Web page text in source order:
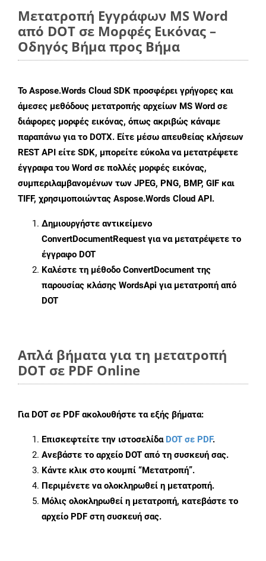
Μετατροπή Εγγράφων MS Word
από DOT σε Μορφές Εικόνας –
Οδηγός Βήμα προς Βήμα
Το Aspose.Words Cloud SDK προσφέρει γρήγορες και
άμεσες μεθόδους μετατροπής αρχείων MS Word σε
διάφορες μορφές εικόνας, όπως ακριβώς κάναμε
παραπάνω για το DOTX. Είτε μέσω απευθείας κλήσεων
REST API είτε SDK, μπορείτε εύκολα να μετατρέψετε
έγγραφα του Word σε πολλές μορφές εικόνας,
συμπεριλαμβανομένων των JPEG, PNG, BMP, GIF και
TIFF, χρησιμοποιώντας Aspose.Words Cloud API.
Δημιουργήστε αντικείμενο
ConvertDocumentRequest για να μετατρέψετε το
έγγραφο DOT
Καλέστε τη μέθοδο ConvertDocument της
παρουσίας κλάσης WordsApi για μετατροπή από
DOT
Απλά βήματα για τη μετατροπή
DOT σε PDF Online
Για DOT σε PDF ακολουθήστε τα εξής βήματα:
Επισκεφτείτε την ιστοσελίδα DOT σε PDF.
Ανεβάστε το αρχείο DOT από τη συσκευή σας.
Κάντε κλικ στο κουμπί “Μετατροπή”.
Περιμένετε να ολοκληρωθεί η μετατροπή.
Μόλις ολοκληρωθεί η μετατροπή, κατεβάστε το
αρχείο PDF στη συσκευή σας.